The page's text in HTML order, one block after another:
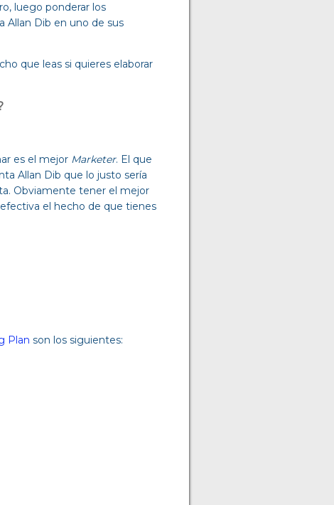
luego ponderar los
Allan Dib en uno de sus
que leas si quieres elaborar
es el mejor Marketer. El que
Allan Dib que lo justo sería
Obviamente tener el mejor
el hecho de que tienes
Plan son los siguientes: